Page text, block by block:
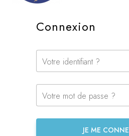
Connexion
Votre identifiant ?
Votre mot de passe ?
JE ME